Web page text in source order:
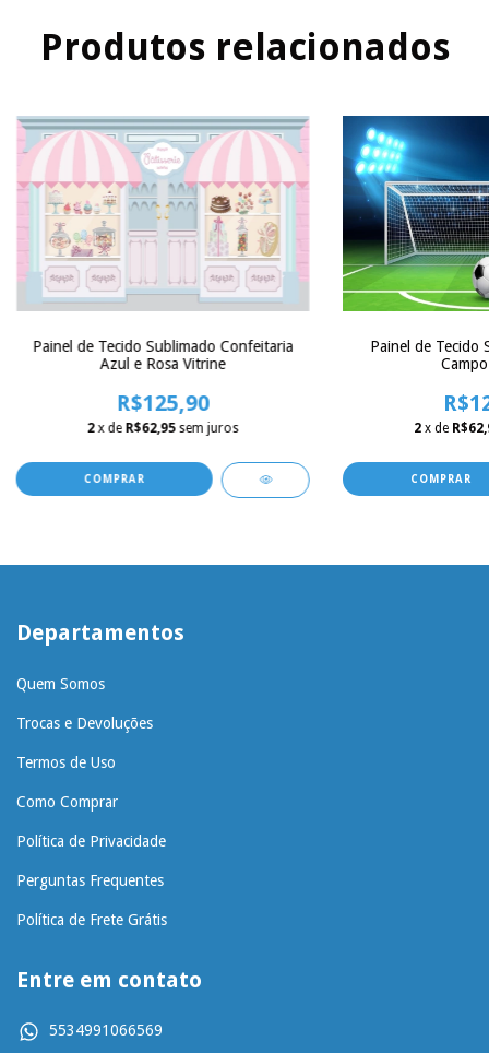
Produtos relacionados
Painel de Tecido Sublimado Confeitaria
Azul e Rosa Vitrine
R$125,90
2 x de R$62,95 sem juros
COMPRAR
Painel de Tecido
2 x de
COMPRAR
Departamentos
Quem Somos
Trocas e Devoluções
Termos de Uso
Como Comprar
Política de Privacidade
Perguntas Frequentes
Política de Frete Grátis
Entre em contato
5534991066569